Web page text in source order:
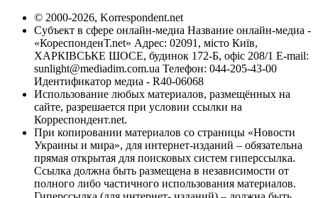
© 2000-2026, Korrespondent.net
Субъект в сфере онлайн-медиа Название онлайн-медиа -
«КореспонденТ.net» Адрес: 02091, місто Київ,
ХАРКІВСЬКЕ ШОСЕ, будинок 172-Б, офіс 208/1 E-mail:
sunlight@mediadim.com.ua Телефон: 044-205-43-00
Идентификатор медиа - R40-06068
Использование любых материалов, размещённых на
сайте, разрешается при условии ссылки на
Корреспондент.net.
При копировании материалов со страницы «Новости
Украины и мира», для интернет-изданий – обязательна
прямая открытая для поисковых систем гиперссылка.
Ссылка должна быть размещена в независимости от
полного либо частичного использования материалов.